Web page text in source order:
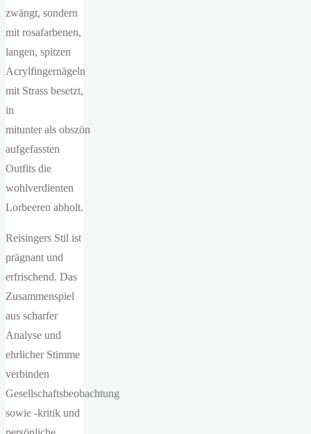
zwängt, sondern
mit rosafarbenen,
langen, spitzen
Acrylfingernägeln
mit Strass besetzt,
in
mitunter als obszön
aufgefassten
Outfits die
wohlverdienten
Lorbeeren abholt.
Reisingers Stil ist
prägnant und
erfrischend. Das
Zusammenspiel
aus scharfer
Analyse und
ehrlicher Stimme
verbinden
Gesellschaftsbeobachtung
sowie -kritik und